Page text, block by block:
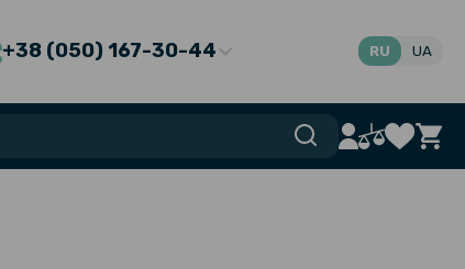
+38 (050) 167-30-44 RU UA